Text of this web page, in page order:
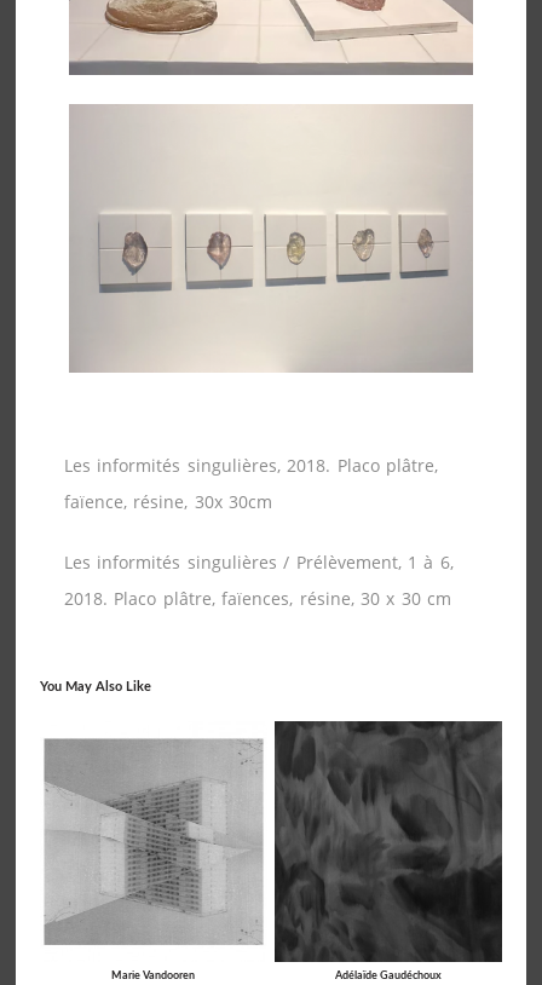
Les informités singulières, 2018. Placo plâtre,
faïence, résine, 30x 30cm
Les informités singulières / Prélèvement, 1 à 6,
2018. Placo plâtre, faïences, résine, 30 x 30 cm
You May Also Like
Marie Vandooren Adélaïde Gaudéchoux